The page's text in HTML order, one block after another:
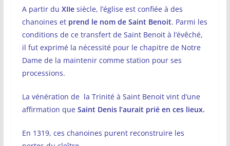
A partir du XIIesiècle, l’église est confiée à des
chanoines et prend le nom de Saint Benoit. Parmi les
conditions de ce transfert de Saint Benoit à l’évêché,
il fut exprimé la nécessité pour le chapitre de Notre
Dame de la maintenir comme station pour ses
processions.
La vénération de la Trinité à Saint Benoit vint d’une
affirmation que Saint Denis l’aurait prié en ces lieux.
En 1319, ces chanoines purent reconstruire les